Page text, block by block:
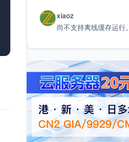
xiaoz
尚不支持离线缓存运行。